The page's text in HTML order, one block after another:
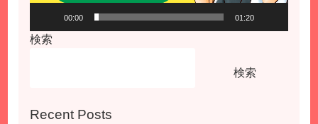
00:00 01:20
検索
検索
Recent Posts